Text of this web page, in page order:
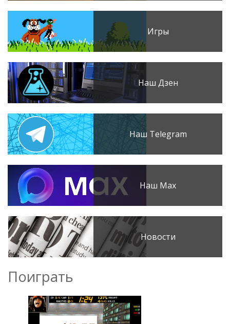
Игры
Наш Дзен
Наш Telegram
Наш Max
Новости
Поиграть